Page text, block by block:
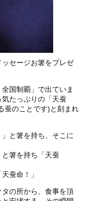
セージお箸をプレゼ
国制覇」で出ていま
たっぷりの「天蚕
蚕のことです)と刻まれ
と箸を持ち、そこに
箸を持ち「天蚕
蚕命！」
の所から、食事を頂